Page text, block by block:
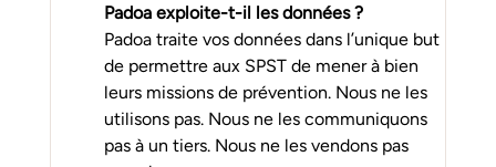
Padoa exploite-t-il les données ?
Padoa traite vos données dans l’unique but
de permettre aux SPST de mener à bien
leurs missions de prévention. Nous ne les
utilisons pas. Nous ne les communiquons
pas à un tiers. Nous ne les vendons pas